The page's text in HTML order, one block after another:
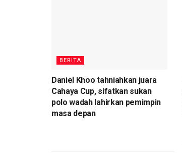
BERITA
Daniel Khoo tahniahkan juara
Cahaya Cup, sifatkan sukan
polo wadah lahirkan pemimpin
masa depan